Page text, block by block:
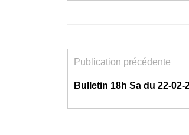
Publication précédente
Bulletin 18h Sa du 22-02-